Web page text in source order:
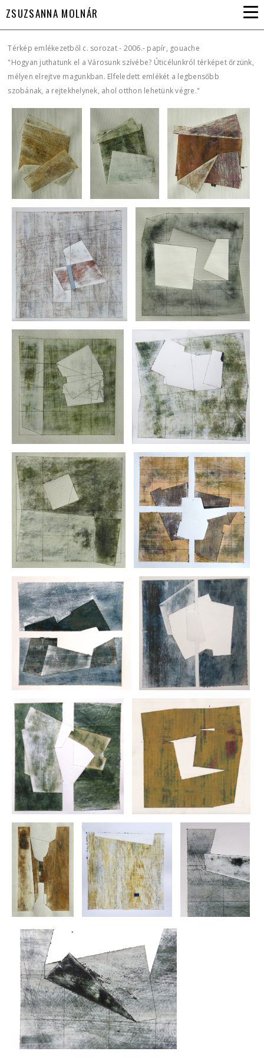
ZSUZSANNA MOLNÁR
Térkép emlékezetből c. sorozat - 2006.- papír, gouache
"Hogyan juthatunk el a Városunk szívébe? Úticélunkról térképet őrzünk,
mélyen elrejtve magunkban. Elfeledett emlékét a legbensőbb
szobának, a rejtekhelynek, ahol otthon lehetünk végre."